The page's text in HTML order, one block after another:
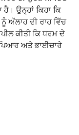
ਉਨ੍ਹਾਂ ਕਿਹਾ ਕਿ
ਅੱਲਾਹ ਦੀ ਰਾਹ ਵਿੱਚ
ਕੀਤੀ ਕਿ ਧਰਮ ਦੇ
ਅਤੇ ਭਾਈਚਾਰੇ